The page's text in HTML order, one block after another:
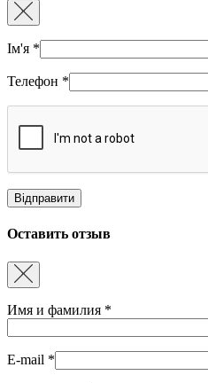
Ім'я *
Телефон *
Оставить отзыв
Имя и фамилия *
E-mail *